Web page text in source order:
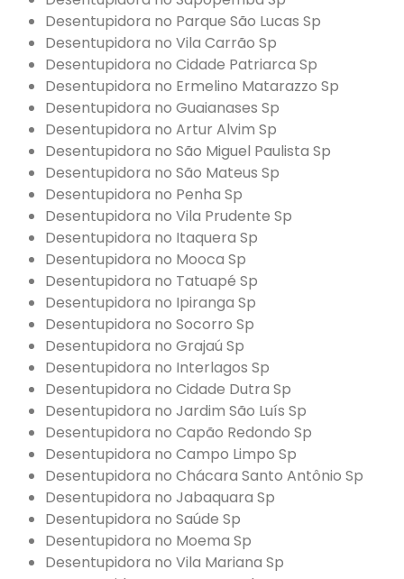
Desentupidora no Parque São Lucas Sp
Desentupidora no Vila Carrão Sp
Desentupidora no Cidade Patriarca Sp
Desentupidora no Ermelino Matarazzo Sp
Desentupidora no Guaianases Sp
Desentupidora no Artur Alvim Sp
Desentupidora no São Miguel Paulista Sp
Desentupidora no São Mateus Sp
Desentupidora no Penha Sp
Desentupidora no Vila Prudente Sp
Desentupidora no Itaquera Sp
Desentupidora no Mooca Sp
Desentupidora no Tatuapé Sp
Desentupidora no Ipiranga Sp
Desentupidora no Socorro Sp
Desentupidora no Grajaú Sp
Desentupidora no Interlagos Sp
Desentupidora no Cidade Dutra Sp
Desentupidora no Jardim São Luís Sp
Desentupidora no Capão Redondo Sp
Desentupidora no Campo Limpo Sp
Desentupidora no Chácara Santo Antônio Sp
Desentupidora no Jabaquara Sp
Desentupidora no Saúde Sp
Desentupidora no Moema Sp
Desentupidora no Vila Mariana Sp